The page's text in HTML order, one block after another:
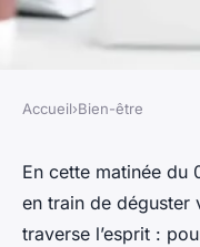
les
le bien-
Accueil›Bien-être
En cette matinée
en train de déguster
traverse l’esprit :